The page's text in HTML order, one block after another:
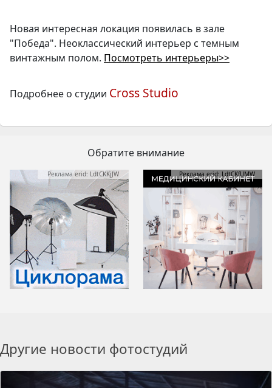
Новая интересная локация появилась в зале
"Победа". Неоклассический интерьер с темным
винтажным полом. Посмотреть интерьеры>>
Подробнее о студии Cross Studio
Обратите внимание
Реклама erid: LdtCKKjJW Реклама erid: LdtCKfUMW
Другие новости фотостудий